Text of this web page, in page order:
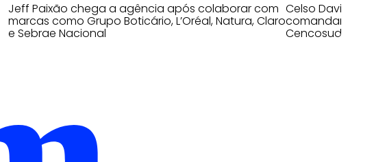
Jeff Paixão chega a agência após colaborar com
marcas como Grupo Boticário, L’Oréal, Natura, Claro
e Sebrae Nacional
Celso David e
comandar as
Cencosud no